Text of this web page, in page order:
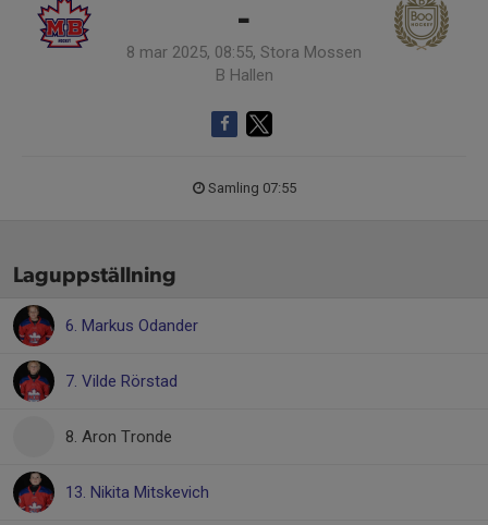
-
8 mar 2025, 08:55, Stora Mossen
B Hallen
Samling 07:55
Laguppställning
6. Markus Odander
7. Vilde Rörstad
8. Aron Tronde
13. Nikita Mitskevich